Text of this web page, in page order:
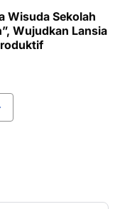
Wisuda Sekolah
Wujudkan Lansia